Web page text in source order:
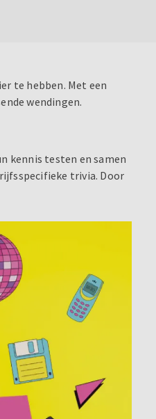
te hebben. Met een
wendingen.
kennis testen en samen
trivia. Door